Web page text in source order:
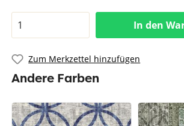
In den
Zum Merkzettel hinzufügen
Andere Farben